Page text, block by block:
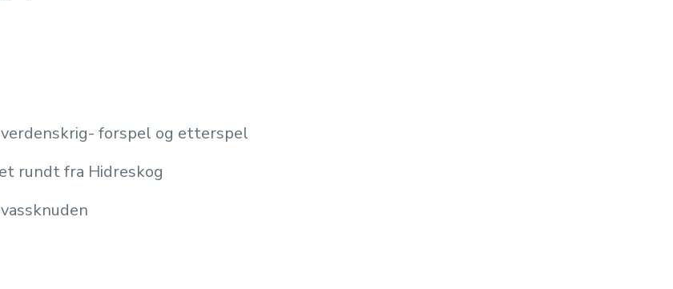
verdenskrig- forspel og etterspel
rundt fra Hidreskog